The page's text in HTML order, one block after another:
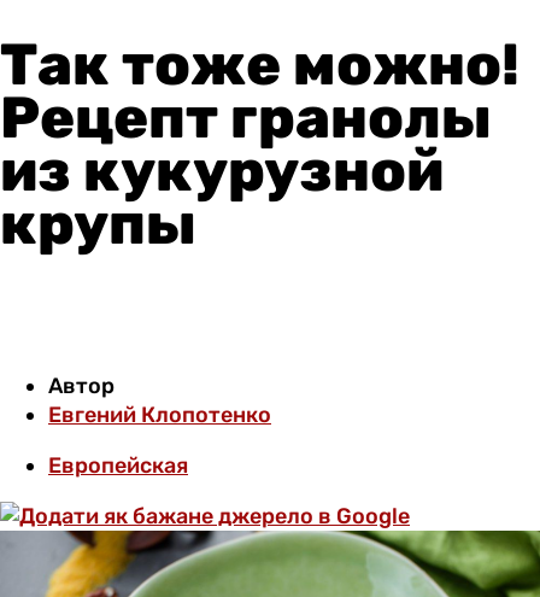
Так тоже можно!
Рецепт гранолы
из кукурузной
крупы
Автор
Евгений Клопотенко
Европейская